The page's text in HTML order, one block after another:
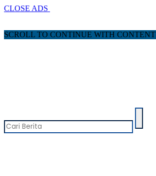
CLOSE ADS
SCROLL TO CONTINUE WITH CONTENT